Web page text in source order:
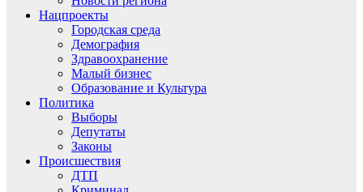
Нацпроекты
Городская среда
Демография
Здравоохранение
Малый бизнес
Образование и Культура
Политика
Выборы
Депутаты
Законы
Происшествия
ДТП